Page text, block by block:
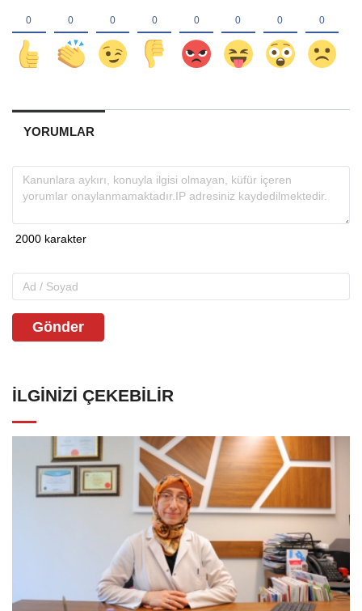
YORUMLAR
Gönder
İLGINIZI ÇEKEBILIR